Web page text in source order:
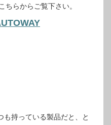
ちらからご覧下さい。
持っている製品だと、と